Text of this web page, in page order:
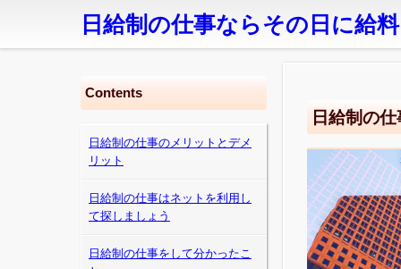
日給制の仕事ならその日に給
Contents
日給制の仕事のメリットとデメ
リット
日給制の仕事はネットを利用し
て探しましょう
日給制の仕事をして分かったこ
日給制の